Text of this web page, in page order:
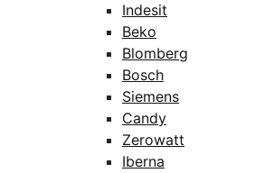
Indesit
Beko
Blomberg
Bosch
Siemens
Candy
Zerowatt
Iberna